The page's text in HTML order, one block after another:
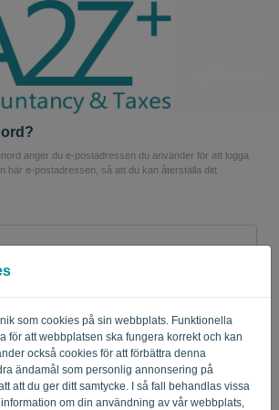
som cookies på sin webbplats. Funktionella
för att webbplatsen ska fungera korrekt och kan
också cookies för att förbättra denna
ändamål som personlig annonsering på
att du ger ditt samtycke. I så fall behandlas vissa
om din användning av vår webbplats,
anger du e-postadressen du använder för att logga
här e-postadressen, så att du kan återställa ditt
i '
SKICKA LÄNK